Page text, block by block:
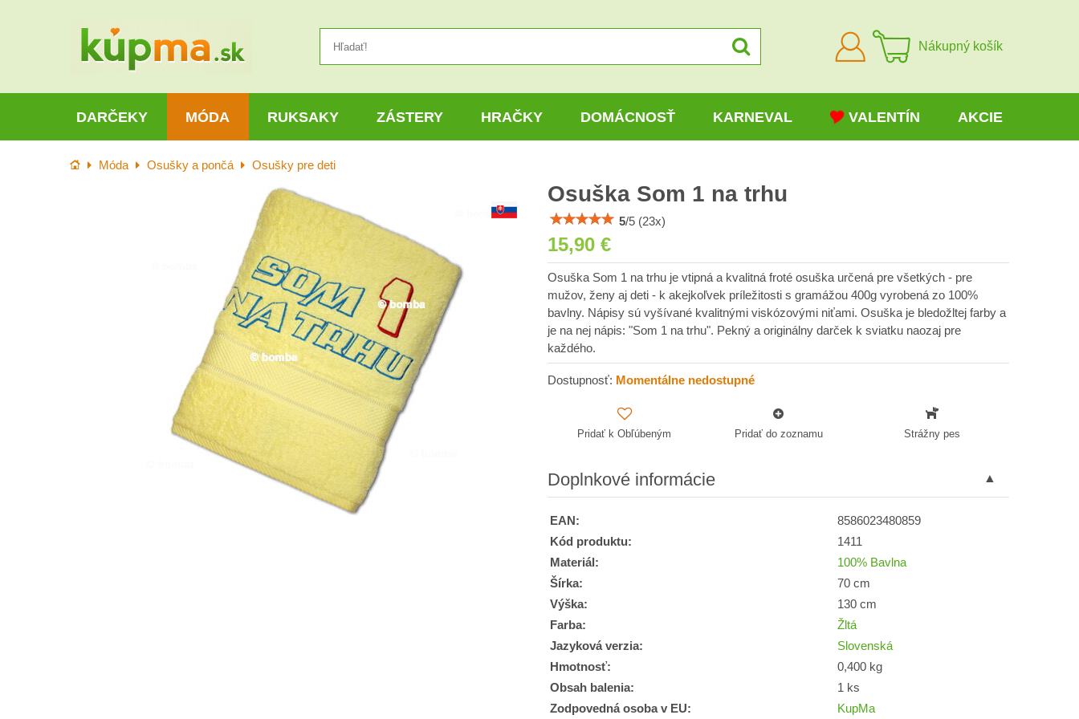
Prihlásiť
sa
Nákupný košík
DARČEKY MÓDA RUKSAKY ZÁSTERY HRAČKY DOMÁCNOSŤ KARNEVAL VALENTÍN AKCIE
Úvod Móda Osušky a pončá Osušky pre deti
Osuška Som 1 na trhu
5/5 (23x)
15,90 €
Osuška Som 1 na trhu je vtipná a kvalitná froté osuška určená pre všetkých - pre
mužov, ženy aj deti - k akejkoľvek príležitosti s gramážou 400g vyrobená zo 100%
bavlny. Nápisy sú vyšívané kvalitnými viskózovými niťami. Osuška je bledožltej farby a
je na nej nápis: "Som 1 na trhu". Pekný a originálny darček k sviatku naozaj pre
každého.
Dostupnosť: Momentálne nedostupné
Pridať k Obľúbeným Pridať do zoznamu Strážny pes
Doplnkové informácie
EAN:
8586023480859
Kód produktu:
1411
Materiál:
100% Bavlna
Šírka:
70 cm
Výška:
130 cm
Farba:
Žltá
Jazyková verzia:
Slovenská
Hmotnosť:
0,400 kg
Obsah balenia:
1 ks
Zodpovedná osoba v EU:
KupMa